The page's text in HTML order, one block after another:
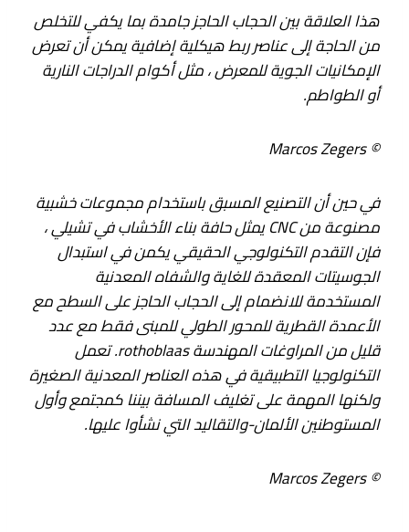
هذا العلاقة بين الحجاب الحاجز جامدة بما يكفي للتخلص
من الحاجة إلى عناصر ربط هيكلية إضافية يمكن أن تعرض
الإمكانيات الجوية للمعرض ، مثل أكوام الدراجات النارية
أو الطواطم.
© Marcos Zegers
في حين أن التصنيع المسبق باستخدام مجموعات خشبية
مصنوعة من CNC يمثل حافة بناء الأخشاب في تشيلي ،
فإن التقدم التكنولوجي الحقيقي يكمن في استبدال
الجوسيتات المعقدة للغاية والشفاه المعدنية
المستخدمة للانضمام إلى الحجاب الحاجز على السطح مع
الأعمدة القطرية للمحور الطولي للمبنى فقط مع عدد
قليل من المراوغات المهندسة rothoblaas. تعمل
التكنولوجيا التطبيقية في هذه العناصر المعدنية الصغيرة
ولكنها المهمة على تغليف المسافة بيننا كمجتمع وأول
المستوطنين الألمان-والتقاليد التي نشأوا عليها.
© Marcos Zegers